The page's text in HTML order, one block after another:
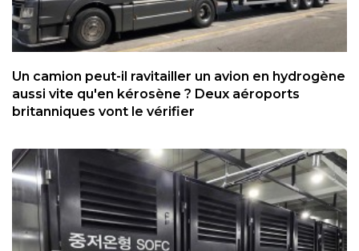
Un camion peut-il ravitailler un avion en hydrogène
aussi vite qu'en kérosène ? Deux aéroports
britanniques vont le vérifier